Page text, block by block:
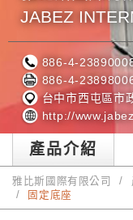
JABEZ
886-4-
886-4-
台中市西屯區市
http://
產品介紹
雅比斯國際有限公司
固定底座